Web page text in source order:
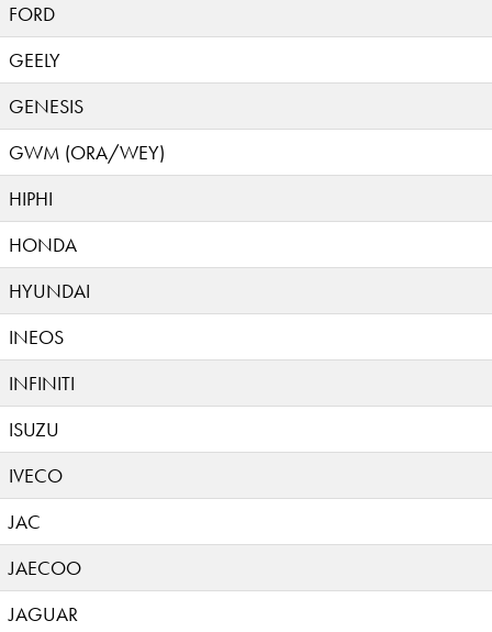
FORD
GEELY
GENESIS
GWM (ORA/WEY)
HIPHI
HONDA
HYUNDAI
INEOS
INFINITI
ISUZU
IVECO
JAC
JAECOO
JAGUAR